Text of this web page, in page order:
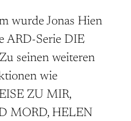
wurde Jonas Hien
ARD-Serie DIE
seinen weiteren
wie
ZU MIR,
MORD, HELEN